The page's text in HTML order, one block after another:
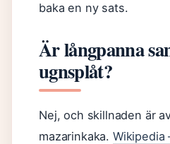
baka en ny sats.
Är långpanna
ugnsplåt?
Nej, och skillnaden är
mazarinkaka. Wikipedia